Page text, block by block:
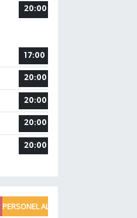
20:00
17:00
20:00
20:00
20:00
20:00